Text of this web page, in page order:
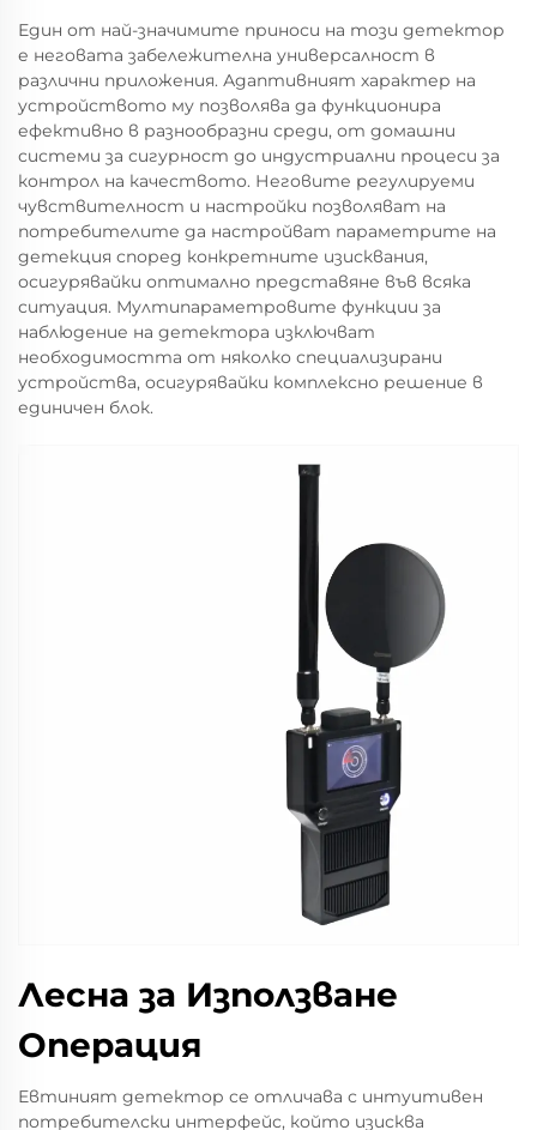
Един от най-значимите приноси на този детектор
е неговата забележителна универсалност в
различни приложения. Адаптивният характер на
устройството му позволява да функционира
ефективно в разнообразни среди, от домашни
системи за сигурност до индустриални процеси за
контрол на качеството. Неговите регулируеми
чувствителност и настройки позволяват на
потребителите да настройват параметрите на
детекция според конкретните изисквания,
осигурявайки оптимално представяне във всяка
ситуация. Мултипараметровите функции за
наблюдение на детектора изключват
необходимостта от няколко специализирани
устройства, осигурявайки комплексно решение в
единичен блок.
Лесна за Използване
Операция
Евтиният детектор се отличава с интуитивен
потребителски интерфейс, който изисква